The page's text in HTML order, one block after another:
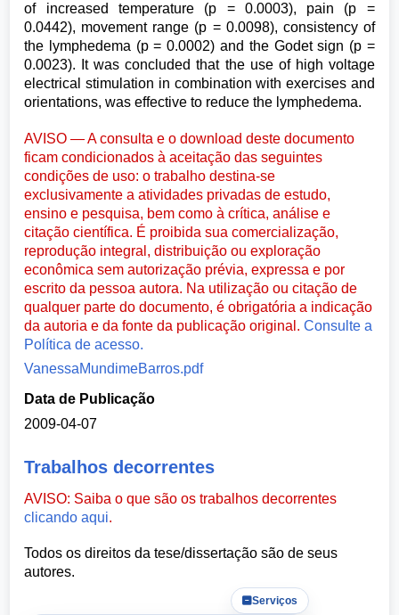
of increased temperature (p = 0.0003), pain (p =
0.0442), movement range (p = 0.0098), consistency of
the lymphedema (p = 0.0002) and the Godet sign (p =
0.0023). It was concluded that the use of high voltage
electrical stimulation in combination with exercises and
orientations, was effective to reduce the lymphedema.
AVISO — A consulta e o download deste documento
ficam condicionados à aceitação das seguintes
condições de uso: o trabalho destina-se
exclusivamente a atividades privadas de estudo,
ensino e pesquisa, bem como à crítica, análise e
citação científica. É proibida sua comercialização,
reprodução integral, distribuição ou exploração
econômica sem autorização prévia, expressa e por
escrito da pessoa autora. Na utilização ou citação de
qualquer parte do documento, é obrigatória a indicação
da autoria e da fonte da publicação original.Consulte a
Política de acesso.
VanessaMundimeBarros.pdf
Data de Publicação
2009-04-07
Trabalhos decorrentes
AVISO: Saiba o que são os trabalhos decorrentes
clicando aqui.
Todos os direitos da tese/dissertação são de seus
autores.
Serviços